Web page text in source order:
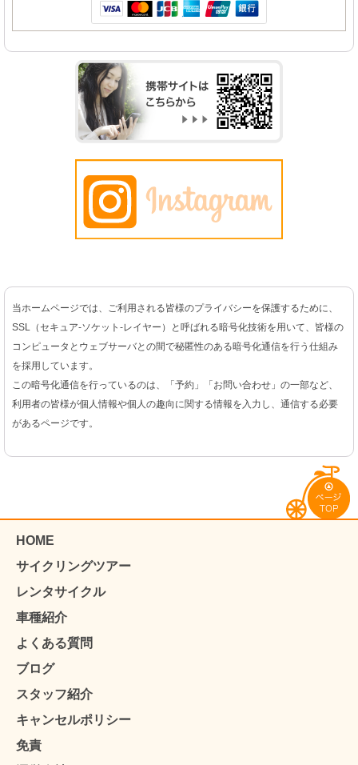
当ホームページでは、ご利用される皆様のプライバシーを保護するために、
SSL（セキュア-ソケット-レイヤー）と呼ばれる暗号化技術を用いて、皆様の
コンピュータとウェブサーバとの間で秘匿性のある暗号化通信を行う仕組み
を採用しています。
この暗号化通信を行っているのは、「予約」「お問い合わせ」の一部など、
利用者の皆様が個人情報や個人の趣向に関する情報を入力し、通信する必要
があるページです。
HOME
サイクリングツアー
レンタサイクル
車種紹介
よくある質問
ブログ
スタッフ紹介
キャンセルポリシー
免責